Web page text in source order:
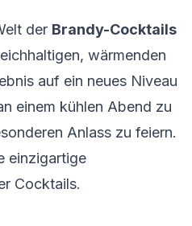
der Brandy-Cocktails
wärmenden
auf ein neues Niveau
einem kühlen Abend zu
Anlass zu feiern.
einzigartige
Cocktails.